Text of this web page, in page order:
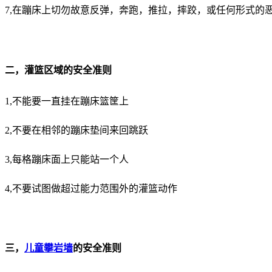
7,在蹦床上切勿故意反弹，奔跑，推拉，摔跤，或任何形式的
二，灌篮区域的安全准则
1,不能要一直挂在蹦床篮筐上
2,不要在相邻的蹦床垫间来回跳跃
3,每格蹦床面上只能站一个人
4,不要试图做超过能力范围外的灌篮动作
三， 儿童攀岩墙的安全准则